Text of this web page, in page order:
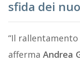
sfida dei
“Il
affermaAndrea